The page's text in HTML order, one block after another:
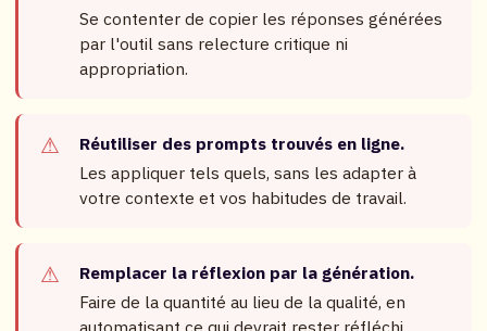
Se contenter de copier les réponses générées
par l'outil sans relecture critique ni
appropriation.
Réutiliser des prompts trouvés en ligne.
Les appliquer tels quels, sans les adapter à
votre contexte et vos habitudes de travail.
Remplacer la réflexion par la génération.
Faire de la quantité au lieu de la qualité, en
automatisant ce qui devrait rester réfléchi.